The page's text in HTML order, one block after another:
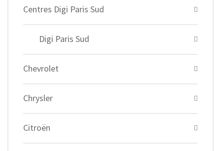
Centres Digi Paris Sud
Digi Paris Sud
Chevrolet
Chrysler
Citroën